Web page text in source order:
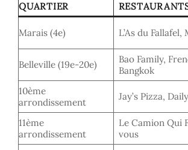
QUARTIER
Marais (4e) L’As du
Belleville (19e-20e)
Bao Family,
Bangkok
10ème
arrondissement
Jay’s Pizza,
11ème
arrondissement
Le Camion Qui
vous